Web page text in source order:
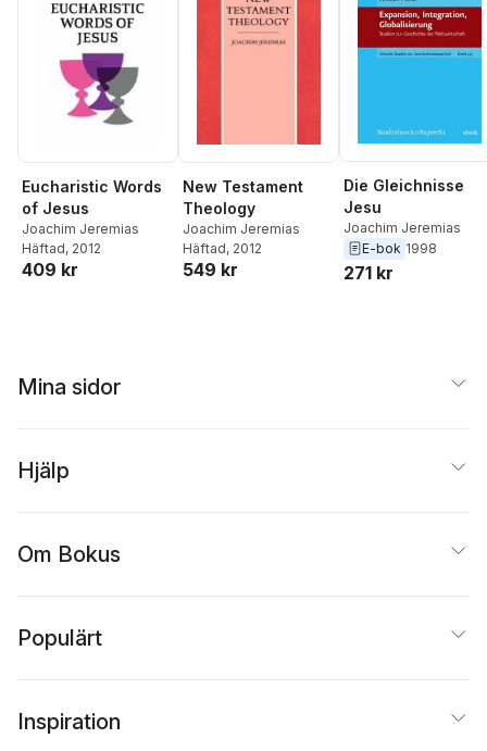
Eucharistic Words
of Jesus
Joachim Jeremias
Häftad, 2012
409 kr
New Testament
Theology
Joachim Jeremias
Häftad, 2012
549 kr
Die Gleichnisse
Jesu
Joachim Jeremias
E-bok 1998
271 kr
Mina sidor
Hjälp
Om Bokus
Populärt
Inspiration